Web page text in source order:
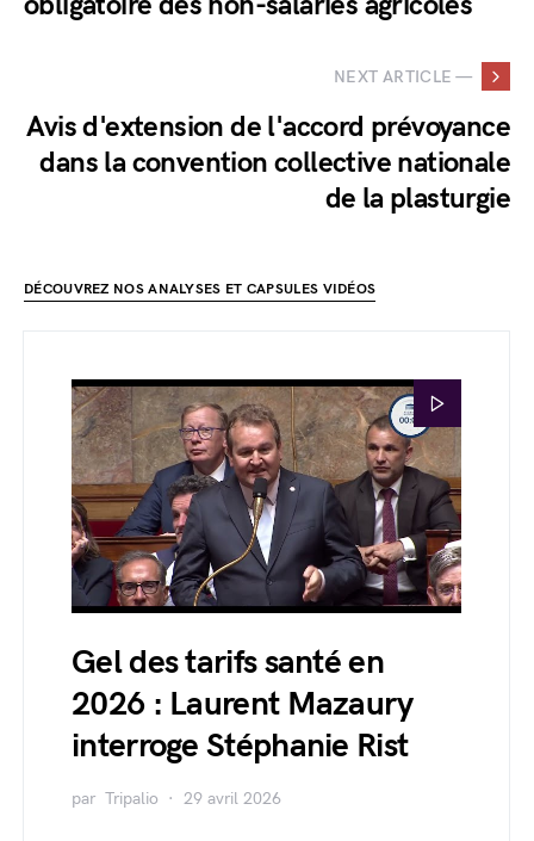
NEXT ARTICLE —
Avis d'extension de l'accord prévoyance
dans la convention collective nationale
de la plasturgie
DÉCOUVREZ NOS ANALYSES ET CAPSULES VIDÉOS
Gel des tarifs santé en
2026 : Laurent Mazaury
interroge Stéphanie Rist
par Tripalio 29 avril 2026